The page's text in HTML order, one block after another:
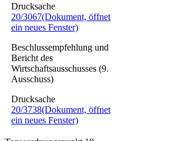
Drucksache
20/3067(Dokument, öffnet
ein neues Fenster)
Beschlussempfehlung und
Bericht des
Wirtschaftsausschusses (9.
Ausschuss)
Drucksache
20/3738(Dokument, öffnet
ein neues Fenster)